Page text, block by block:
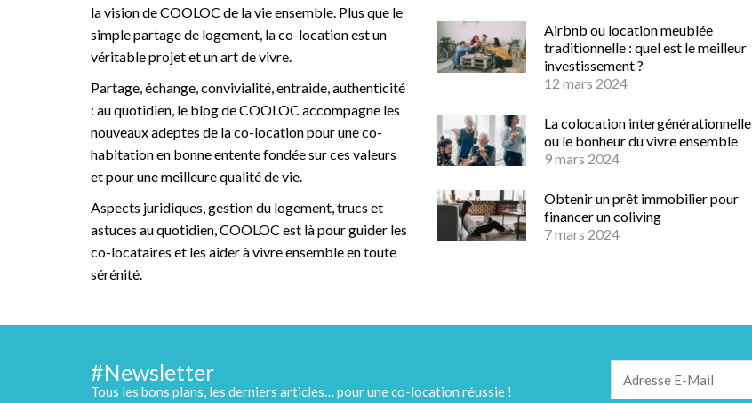
la vision de COOLOC de la vie ensemble. Plus que le
simple partage de logement, la co-location est un
véritable projet et un art de vivre.
Partage, échange, convivialité, entraide, authenticité
: au quotidien, le blog de COOLOC accompagne les
nouveaux adeptes de la co-location pour une co-
habitation en bonne entente fondée sur ces valeurs
et pour une meilleure qualité de vie.
Aspects juridiques, gestion du logement, trucs et
astuces au quotidien, COOLOC est là pour guider les
co-locataires et les aider à vivre ensemble en toute
sérénité.
Airbnb ou location meublée
traditionnelle : quel est le meilleur
investissement ?
12 mars 2024
La colocation intergénérationnelle
ou le bonheur du vivre ensemble
9 mars 2024
Obtenir un prêt immobilier pour
financer un coliving
7 mars 2024
#Newsletter
Tous les bons plans, les derniers articles… pour une co-location réussie !